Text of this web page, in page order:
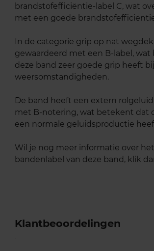
brandstofefficiëntie-label C, wat
met een goede
In de categorie grip op nat wegdek
gewaardeerd met een B-label,
deze band zeer goede grip heeft
weersomstandigheden.
De band heeft een extern
met B-notering, wat betekent dat
een normale geluidsproductie
Wil je nog meer informatie over het
bandenlabel van deze band, klik
Klantbeoordelingen